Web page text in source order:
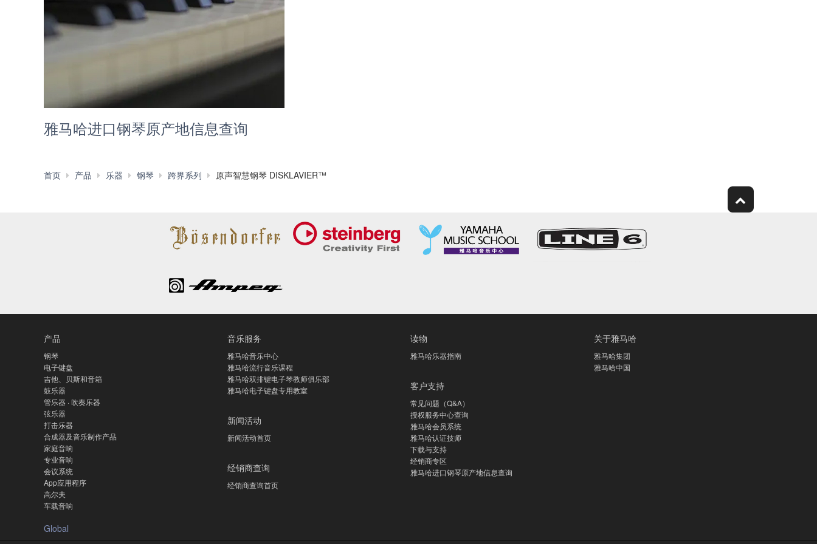
雅马哈进口钢琴原产地信息查询
首页 产品 乐器 钢琴 跨界系列 原声智慧钢琴 DISKLAVIER™
产品
钢琴
电子键盘
吉他、贝斯和音箱
鼓乐器
管乐器 · 吹奏乐器
弦乐器
打击乐器
合成器及音乐制作产品
家庭音响
专业音响
会议系统
App应用程序
高尔夫
车载音响
音乐服务
雅马哈音乐中心
雅马哈流行音乐课程
雅马哈双排键电子琴教师俱乐部
雅马哈电子键盘专用教室
新闻活动
新闻活动首页
经销商查询
经销商查询首页
读物
雅马哈乐器指南
客户支持
常见问题（Q&A）
授权服务中心查询
雅马哈会员系统
雅马哈认证技师
下载与支持
经销商专区
雅马哈进口钢琴原产地信息查询
关于雅马哈
雅马哈集团
雅马哈中国
Global